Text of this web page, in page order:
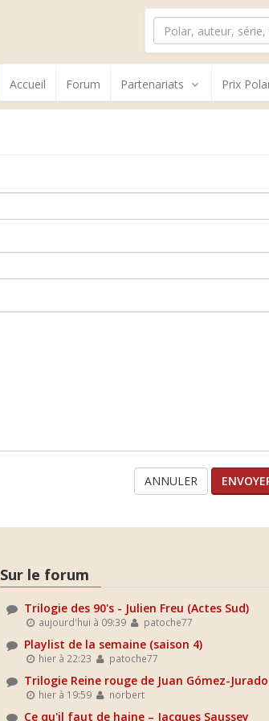
Accueil Forum Partenariats Prix
ANNULER
Sur le forum
Trilogie des 90's - Julien Freu (Actes Sud)
aujourd'hui à 09:39 patoche77
Playlist de la semaine (saison 4)
hier à 22:23 patoche77
Trilogie Reine rouge de Juan Gómez-Jurado
hier à 19:59 norbert
Ce qu'il faut de haine – Jacques Saussey